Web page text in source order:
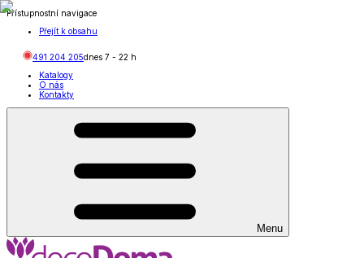
Přístupnostní navigace
Přejít k obsahu
491 204 205dnes 7 - 22 h
Katalogy
O nás
Kontakty
Menu